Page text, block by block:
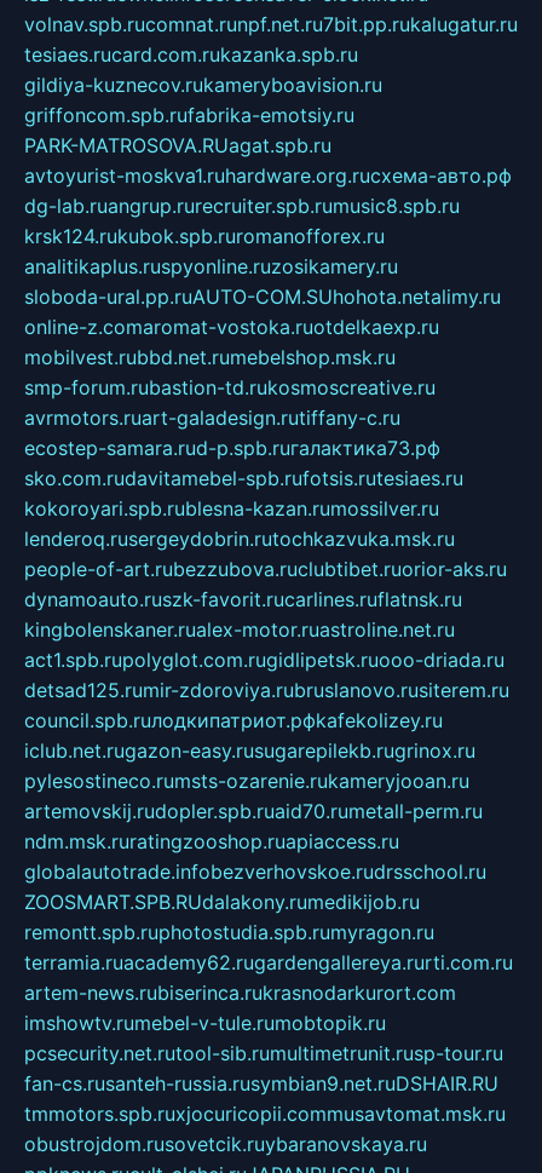
volnav.spb.rucomnat.runpf.net.ru7bit.pp.rukalugatur.ru
tesiaes.rucard.com.rukazanka.spb.ru
gildiya-kuznecov.rukameryboavision.ru
griffoncom.spb.rufabrika-emotsiy.ru
PARK-MATROSOVA.RUagat.spb.ru
avtoyurist-moskva1.ruhardware.org.ruсхема-авто.рф
dg-lab.ruangrup.rurecruiter.spb.rumusic8.spb.ru
krsk124.rukubok.spb.ruromanofforex.ru
analitikaplus.ruspyonline.ruzosikamery.ru
sloboda-ural.pp.ruAUTO-COM.SUhohota.netalimy.ru
online-z.comaromat-vostoka.ruotdelkaexp.ru
mobilvest.rubbd.net.rumebelshop.msk.ru
smp-forum.rubastion-td.rukosmoscreative.ru
avrmotors.ruart-galadesign.rutiffany-c.ru
ecostep-samara.rud-p.spb.ruгалактика73.рф
sko.com.rudavitamebel-spb.rufotsis.rutesiaes.ru
kokoroyari.spb.rublesna-kazan.rumossilver.ru
lenderoq.rusergeydobrin.rutochkazvuka.msk.ru
people-of-art.rubezzubova.ruclubtibet.ruorior-aks.ru
dynamoauto.ruszk-favorit.rucarlines.ruflatnsk.ru
kingbolenskaner.rualex-motor.ruastroline.net.ru
act1.spb.rupolyglot.com.rugidlipetsk.ruooo-driada.ru
detsad125.rumir-zdoroviya.rubruslanovo.rusiterem.ru
council.spb.ruлодкипатриот.рфkafekolizey.ru
iclub.net.rugazon-easy.rusugarepilekb.rugrinox.ru
pylesostineco.rumsts-ozarenie.rukameryjooan.ru
artemovskij.rudopler.spb.ruaid70.rumetall-perm.ru
ndm.msk.ruratingzooshop.ruapiaccess.ru
globalautotrade.infobezverhovskoe.rudrsschool.ru
ZOOSMART.SPB.RUdalakony.rumedikijob.ru
remontt.spb.ruphotostudia.spb.rumyragon.ru
terramia.ruacademy62.rugardengallereya.rurti.com.ru
artem-news.rubiserinca.rukrasnodarkurort.com
imshowtv.rumebel-v-tule.rumobtopik.ru
pcsecurity.net.rutool-sib.rumultimetrunit.rusp-tour.ru
fan-cs.rusanteh-russia.rusymbian9.net.ruDSHAIR.RU
tmmotors.spb.ruxjocuricopii.commusavtomat.msk.ru
obustrojdom.rusovetcik.ruybaranovskaya.ru